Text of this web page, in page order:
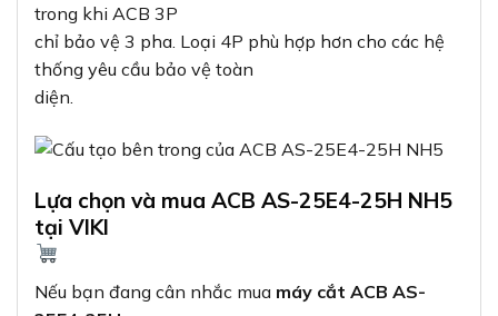
trong khi ACB 3P
chỉ bảo vệ 3 pha. Loại 4P phù hợp hơn cho các hệ
thống yêu cầu bảo vệ toàn
diện.
Lựa chọn và mua ACB AS-25E4-25H NH5
tại VIKI
Nếu bạn đang cân nhắc mua máy cắt ACB AS-